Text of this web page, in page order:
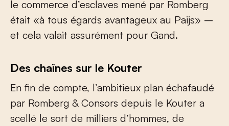
le commerce d’esclaves mené par Romberg
était «à tous égards avantageux au Paijs» –
et cela valait assurément pour Gand.
Des chaînes sur le Kouter
En fin de compte, l’ambitieux plan échafaudé
par Romberg & Consors depuis le Kouter a
scellé le sort de milliers d’hommes, de